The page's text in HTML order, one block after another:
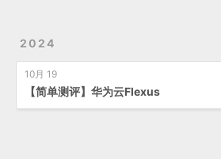
2024
10月 19
【简单测评】华为云Flexus